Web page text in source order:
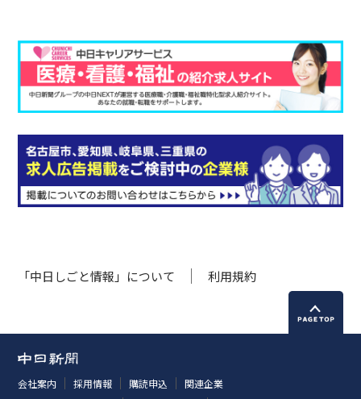
「中日しごと情報」について 利用規約
会社案内 採用情報 購読申込
関連企業